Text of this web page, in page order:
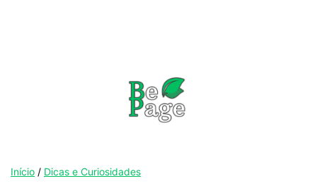
Início / Dicas e Curiosidades